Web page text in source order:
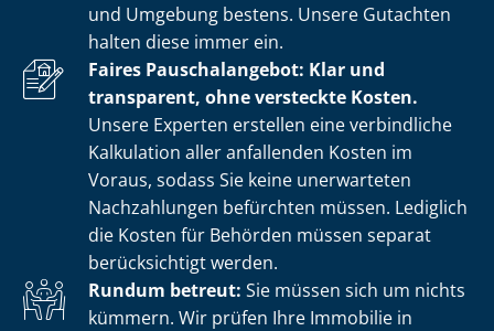
und Umgebung bestens. Unsere Gutachten
halten diese immer ein.
Faires Pauschalangebot: Klar und
transparent, ohne versteckte Kosten.
Unsere Experten erstellen eine verbindliche
Kalkulation aller anfallenden Kosten im
Voraus, sodass Sie keine unerwarteten
Nachzahlungen befürchten müssen. Lediglich
die Kosten für Behörden müssen separat
berücksichtigt werden.
Rundum betreut: Sie müssen sich um nichts
kümmern. Wir prüfen Ihre Immobilie in